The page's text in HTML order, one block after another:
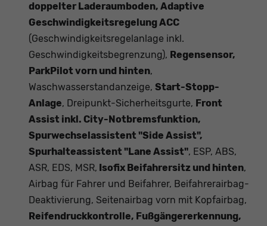
doppelter Laderaumboden, Adaptive
Geschwindigkeitsregelung ACC
(Geschwindigkeitsregelanlage inkl.
Geschwindigkeitsbegrenzung), Regensensor,
ParkPilot vorn und hinten,
Waschwasserstandanzeige, Start-Stopp-
Anlage, Dreipunkt-Sicherheitsgurte, Front
Assist inkl. City-Notbremsfunktion,
Spurwechselassistent "Side Assist",
Spurhalteassistent "Lane Assist", ESP, ABS,
ASR, EDS, MSR, Isofix Beifahrersitz und hinten,
Airbag für Fahrer und Beifahrer, Beifahrerairbag-
Deaktivierung, Seitenairbag vorn mit Kopfairbag,
Reifendruckkontrolle, Fußgängererkennung,